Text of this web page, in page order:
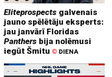
Eliteprospects galvenais
jauno spēlētāju eksperts:
jau janvārī Floridas
Panthers bija nolēmusi
iegūt Šmitu © DIENA